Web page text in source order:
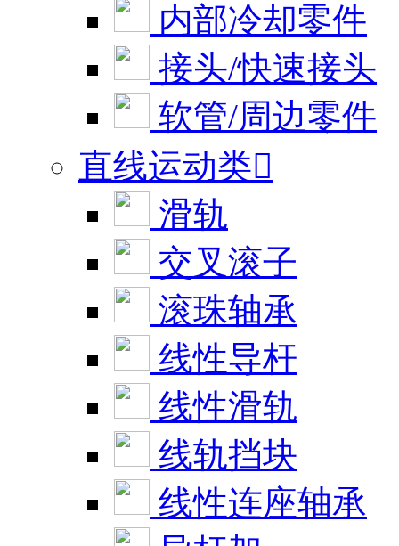
内部冷却零件
接头/快速接头
软管/周边零件
直线运动类
滑轨
交叉滚子
滚珠轴承
线性导杆
线性滑轨
线轨挡块
线性连座轴承